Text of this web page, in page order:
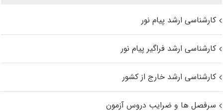
کارشناسی ارشد پیام نور
کارشناسی ارشد فراگیر پیام نور
کارشناسی ارشد خارج از کشور
سرفصل ها و ضرایب دروس آزمون